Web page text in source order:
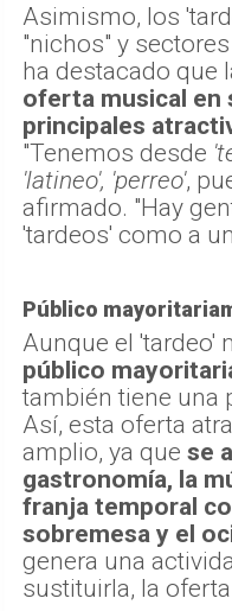
Asimismo, los
"nichos" y
ha destacado que
oferta musical en
principales
"Tenemos desde
'latineo', 'perreo',
afirmado. "Hay
'tardeos' como a
Público
Aunque el 'tardeo'
público
también tiene una
Así, esta oferta
amplio, ya que se
gastronomía, la
franja temporal
sobremesa y el
genera una
sustituirla, la